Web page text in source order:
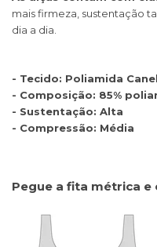
mais firmeza, sustentação
dia a dia.
- Tecido: Poliamida
- Composição: 85%
- Sustentação: Alta
- Compressão: Média
Pegue a fita métrica e